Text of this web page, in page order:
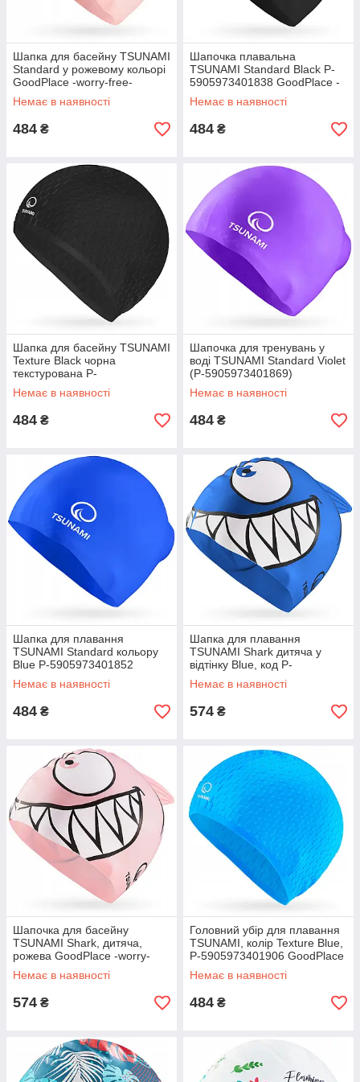
Шапка для басейну TSUNAMI
Standard у рожевому кольорі
GoodPlace -worry-free-
shopping-
Немає в наявності
484 ₴
Шапочка плавальна
TSUNAMI Standard Black P-
5905973401838 GoodPlace -
worry-free-shopping-
Немає в наявності
484 ₴
Шапка для басейну TSUNAMI
Texture Black чорна
текстурована P-
5905973401890 GoodPlace -
worry-free-shopping-
Немає в наявності
484 ₴
Шапочка для тренувань у
воді TSUNAMI Standard Violet
(P-5905973401869)
GoodPlace -worry-free-
shopping-
Немає в наявності
484 ₴
Шапка для плавання
TSUNAMI Standard кольору
Blue P-5905973401852
GoodPlace -worry-free-
shopping-
Немає в наявності
484 ₴
Шапка для плавання
TSUNAMI Shark дитяча у
відтінку Blue, код P-
5905973401814 GoodPlace -
worry-free-shopping-
Немає в наявності
574 ₴
Шапочка для басейну
TSUNAMI Shark, дитяча,
рожева GoodPlace -worry-
free-shopping-
Немає в наявності
574 ₴
Головний убір для плавання
TSUNAMI, колір Texture Blue,
P-5905973401906 GoodPlace
-worry-free-shopping-
Немає в наявності
484 ₴